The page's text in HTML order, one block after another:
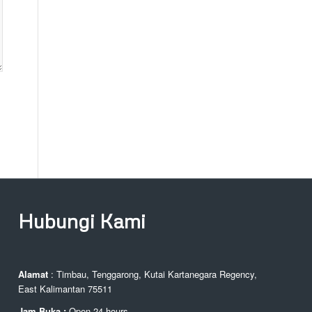
Hubungi Kami
Alamat : Timbau, Tenggarong, Kutai Kartanegara Regency,
East Kalimantan 75511